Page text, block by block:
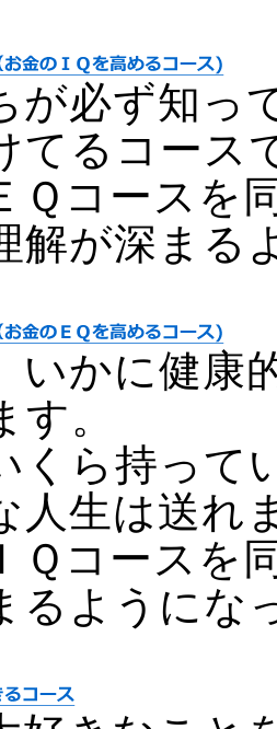
が必ず知っ
てるコース
Ｑコースを
解が深まる
いかに健康
。
くら持って
人生は送れ
Ｑコースを
るようにな